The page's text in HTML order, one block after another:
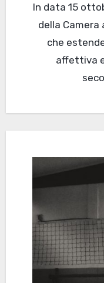
In data 15 ottobre, la commissione Cultura
della Camera
che
affettiva